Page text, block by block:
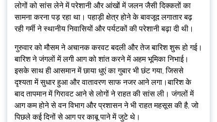
लोगों को सांस लेने में परेशानी और आंखों में जलन जैसी दिक्कतों का
सामना करना पड़ रहा था। पहाड़ी क्षेत्र होने के बावजूद लगातार बढ़
रही गर्मी ने स्थानीय निवासियों और पर्यटकों की परेशानी बढ़ा दी थी।
गुरुवार को मौसम ने अचानक करवट बदली और तेज बारिश शुरू हो गई।
बारिश ने जंगलों में लगी आग को शांत करने में अहम भूमिका निभाई।
इसके साथ ही आसमान में छाया धुएं का गुबार भी छंट गया, जिससे
दृश्यता में सुधार हुआ और वातावरण साफ नजर आने लगा।बारिश के
बाद तापमान में गिरावट आने से लोगों ने राहत की सांस ली। जंगलों में
आग कम होने से वन विभाग और प्रशासन ने भी राहत महसूस की है, जो
पिछले कई दिनों से आग पर काबू पाने में जुटे थे।